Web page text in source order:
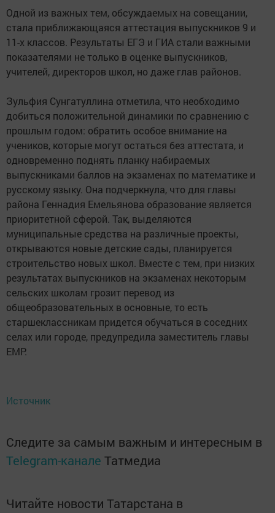
Одной из важных тем, обсуждаемых на совещании,
стала приближающаяся аттестация выпускников 9 и
11-х классов. Результаты ЕГЭ и ГИА стали важными
показателями не только в оценке выпускников,
учителей, директоров школ, но даже глав районов.
Зульфия Сунгатуллина отметила, что необходимо
добиться положительной динамики по сравнению с
прошлым годом: обратить особое внимание на
учеников, которые могут остаться без аттестата, и
одновременно поднять планку набираемых
выпускниками баллов на экзаменах по математике и
русскому языку. Она подчеркнула, что для главы
района Геннадия Емельянова образование является
приоритетной сферой. Так, выделяются
муниципальные средства на различные проекты,
открываются новые детские сады, планируется
строительство новых школ. Вместе с тем, при низких
результатах выпускников на экзаменах некоторым
сельских школам грозит перевод из
общеобразовательных в основные, то есть
старшеклассникам придется обучаться в соседних
селах или городе, предупредила заместитель главы
ЕМР.
Источник
Следите за самым важным и интересным в
Telegram-канале Татмедиа
Читайте новости Татарстана в